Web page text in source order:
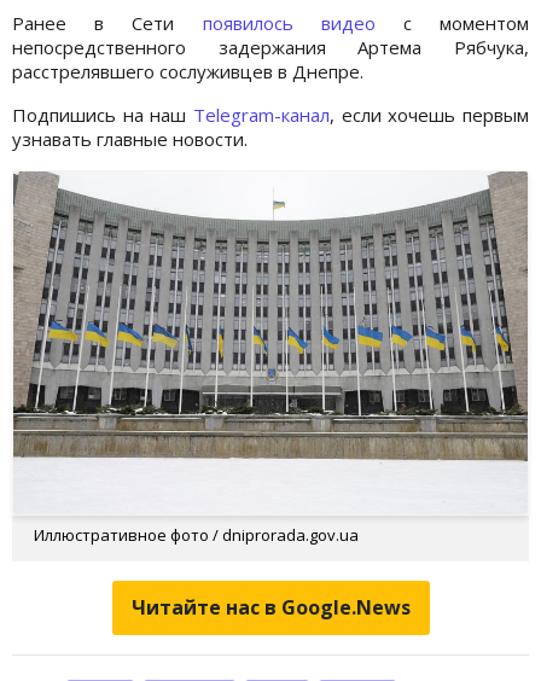
Ранее в Сети появилось видео с моментом
непосредственного задержания Артема Рябчука,
расстрелявшего сослуживцев в Днепре.
Подпишись на наш Telegram-канал, если хочешь первым
узнавать главные новости.
Иллюстративное фото / dniprorada.gov.ua
Читайте нас в Google.News